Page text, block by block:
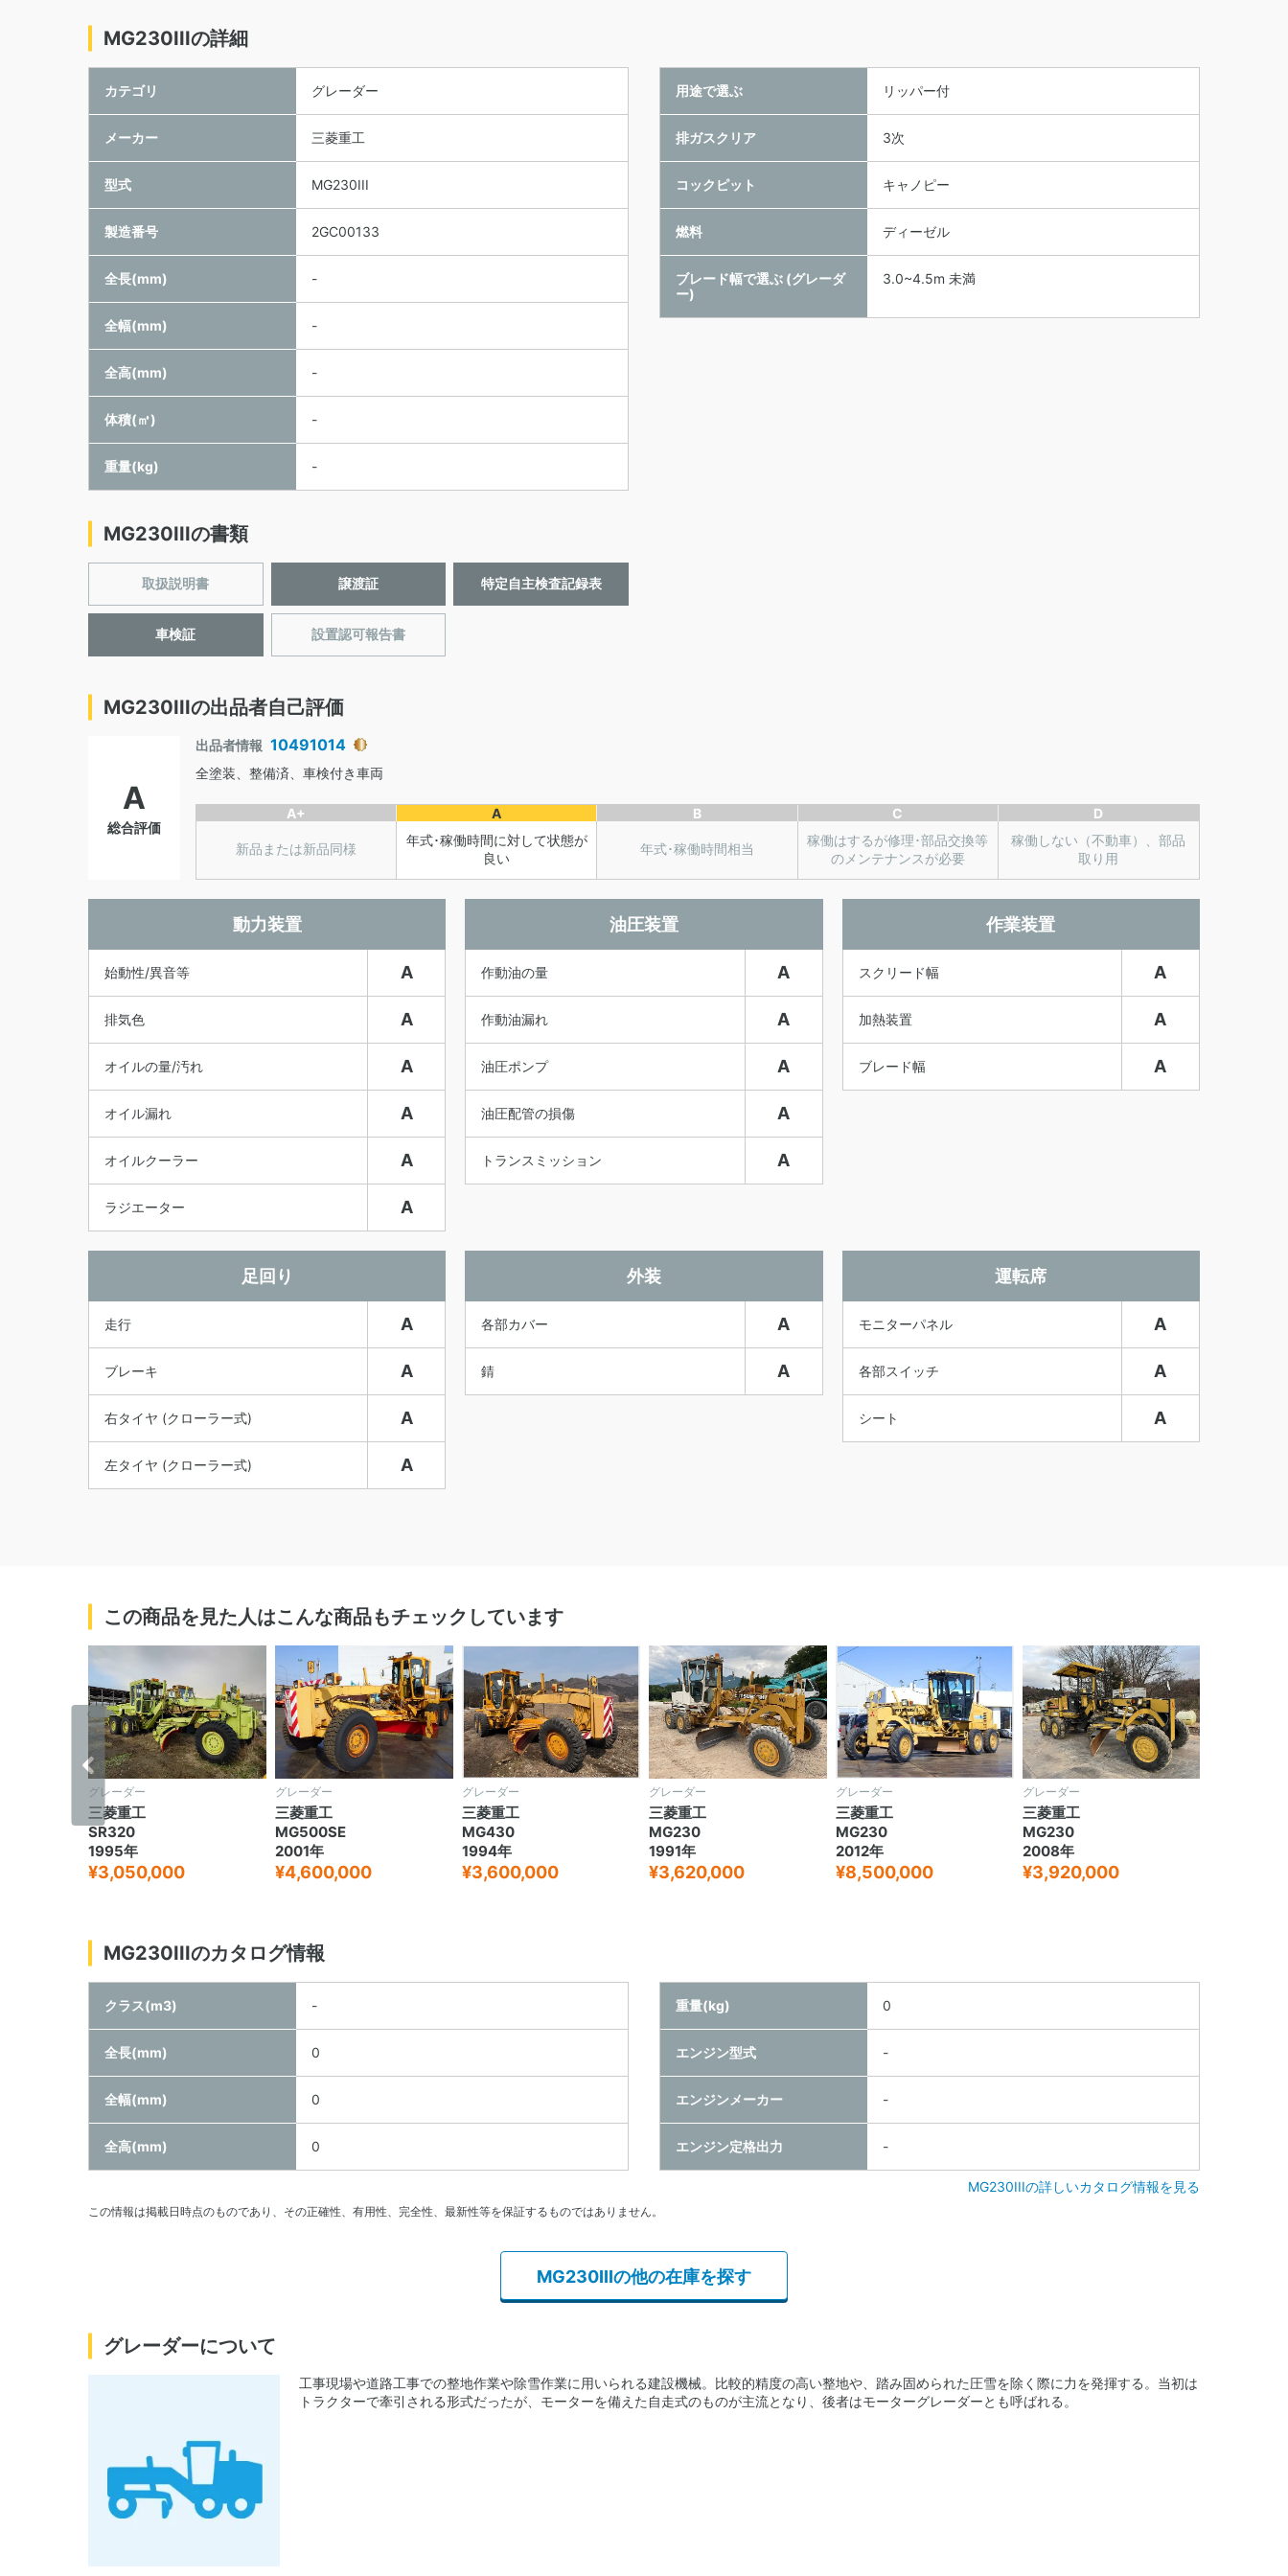
MG230IIIの詳細
カテゴリ グレーダー
メーカー 三菱重工
型式 MG230III
製造番号 2GC00133
全長(mm) -
全幅(mm) -
全高(mm) -
体積(㎥) -
重量(kg) -
用途で選ぶ リッパー付
排ガスクリア 3次
コックピット キャノピー
燃料 ディーゼル
ブレード幅で選ぶ (グレーダ
ー)
3.0~4.5m 未満
MG230IIIの書類
取扱説明書 譲渡証 特定自主検査記録表
車検証 設置認可報告書
MG230IIIの出品者自己評価
A
総合評価
出品者情報 10491014
全塗装、整備済、車検付き車両
A+
新品または新品同様
A
年式･稼働時間に対して状態が
良い
B
年式･稼働時間相当
C
稼働はするが修理･部品交換等
のメンテナンスが必要
D
稼働しない（不動車）、部品
取り用
動力装置
始動性/異音等 A
排気色 A
オイルの量/汚れ A
オイル漏れ A
オイルクーラー A
ラジエーター A
油圧装置
作動油の量 A
作動油漏れ A
油圧ポンプ A
油圧配管の損傷 A
トランスミッション A
作業装置
スクリード幅 A
加熱装置 A
ブレード幅 A
足回り
走行 A
ブレーキ A
右タイヤ (クローラー式) A
左タイヤ (クローラー式) A
外装
各部カバー A
錆 A
運転席
モニターパネル A
各部スイッチ A
シート A
この商品を見た人はこんな商品もチェックしています
グレーダー
三菱重工
SR320
1995年
¥3,050,000
グレーダー
三菱重工
MG500SE
2001年
¥4,600,000
グレーダー
三菱重工
MG430
1994年
¥3,600,000
グレーダー
三菱重工
MG230
1991年
¥3,620,000
グレーダー
三菱重工
MG230
2012年
¥8,500,000
グレーダー
三菱重工
MG230
2008年
¥3,920,000
‹
MG230IIIのカタログ情報
クラス(m3) -
全長(mm) 0
全幅(mm) 0
全高(mm) 0
重量(kg) 0
エンジン型式 -
エンジンメーカー -
エンジン定格出力 -
MG230IIIの詳しいカタログ情報を見る
この情報は掲載日時点のものであり、その正確性、有用性、完全性、最新性等を保証するものではありません。
MG230IIIの他の在庫を探す
グレーダーについて
工事現場や道路工事での整地作業や除雪作業に用いられる建設機械。比較的精度の高い整地や、踏み固められた圧雪を除く際に力を発揮する。当初は
トラクターで牽引される形式だったが、モーターを備えた自走式のものが主流となり、後者はモーターグレーダーとも呼ばれる。